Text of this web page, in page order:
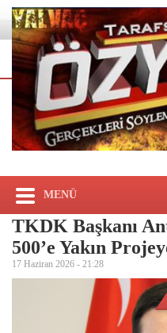
MENÜ
TKDK Başkanı
500’e Yakın
17 Haziran 2026 - 21:28